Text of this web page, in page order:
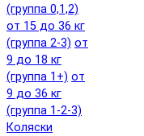
(группа 0,1,2)
от 15 до 36 кг
(группа 2-3) от
9 до 18 кг
(группа 1+) от
9 до 36 кг
(группа 1-2-3)
Коляски